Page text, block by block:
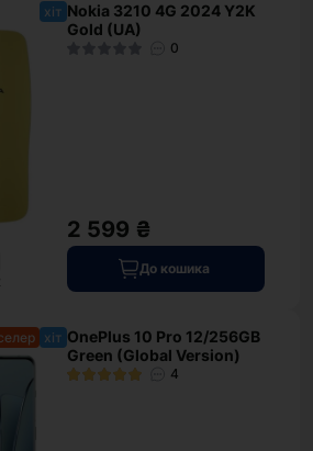
хіт Nokia 3210 4G 2024 Y2K
Gold (UA)
0
2 599 ₴
До кошика
хіт OnePlus 10 Pro 12/256GB
Green (Global Version)
4